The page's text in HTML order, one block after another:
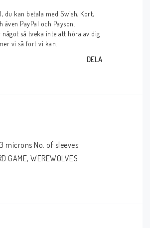
du kan betala med Swish, Kort,
PayPal och Payson.
så tveka inte att höra av dig
vi så fort vi kan.
DELA
microns No. of sleeves:
GAME, WEREWOLVES